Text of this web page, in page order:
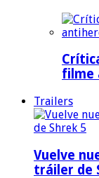
filme
Trailers
Vuelve
tráiler de